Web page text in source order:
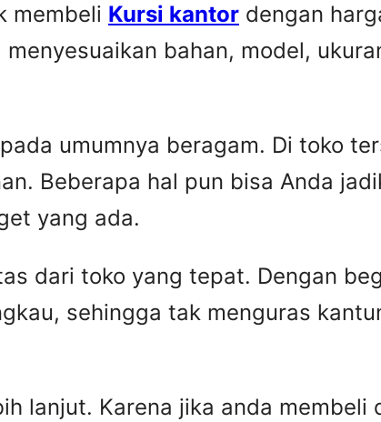
membeli Kursi kantor dengan
bahan, model,
umumnya beragam. Di toko
Beberapa hal pun bisa Anda
yang ada.
dari toko yang tepat. Dengan
sehingga tak menguras
lanjut. Karena jika anda membeli